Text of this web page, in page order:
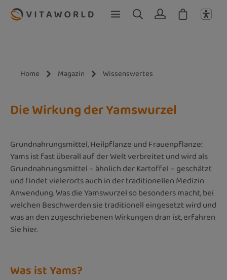
Zum Hauptinhalt springen
Home Magazin Wissenswertes
Die Wirkung der Yamswurzel
Grundnahrungsmittel, Heilpflanze und Frauenpflanze:
Yams ist fast überall auf der Welt verbreitet und wird als
Grundnahrungsmittel – ähnlich der Kartoffel – geschätzt
und findet vielerorts auch in der traditionellen Medizin
Anwendung. Was die Yamswurzel so besonders macht, bei
welchen Beschwerden sie traditionell eingesetzt wird und
was an den zugeschriebenen Wirkungen dran ist, erfahren
Sie hier.
Was ist Yams?